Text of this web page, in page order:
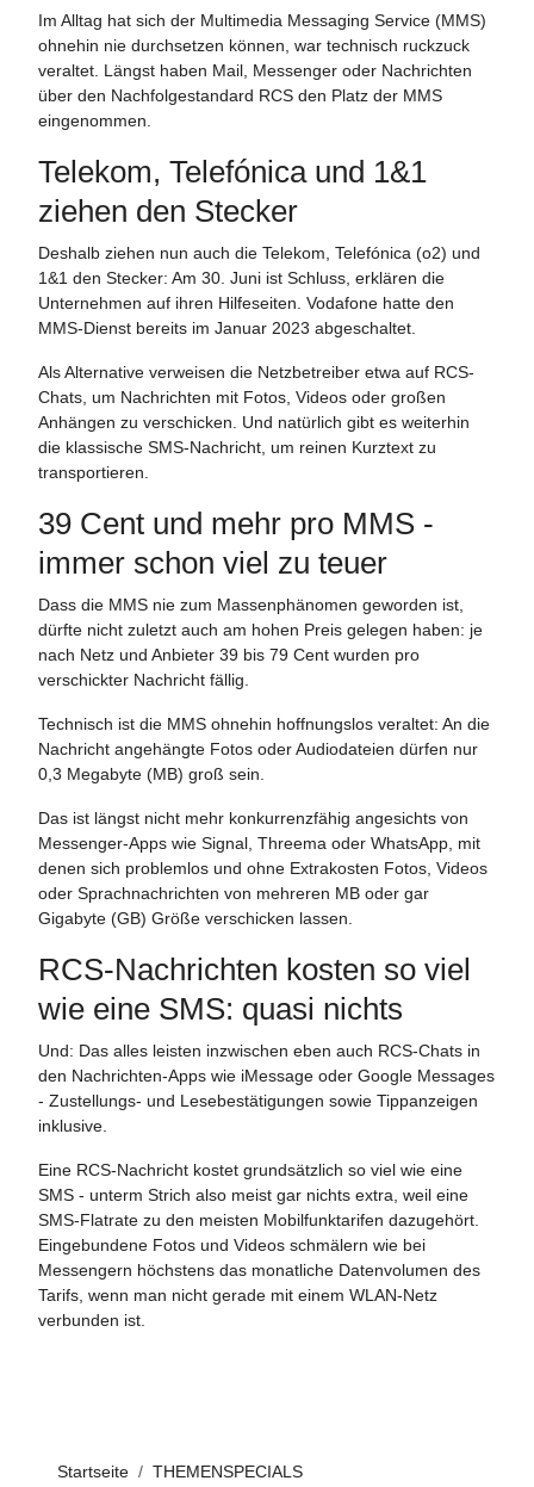
Im Alltag hat sich der Multimedia Messaging Service (MMS)
ohnehin nie durchsetzen können, war technisch ruckzuck
veraltet. Längst haben Mail, Messenger oder Nachrichten
über den Nachfolgestandard RCS den Platz der MMS
eingenommen.
Telekom, Telefónica und 1&1
ziehen den Stecker
Deshalb ziehen nun auch die Telekom, Telefónica (o2) und
1&1 den Stecker: Am 30. Juni ist Schluss, erklären die
Unternehmen auf ihren Hilfeseiten. Vodafone hatte den
MMS-Dienst bereits im Januar 2023 abgeschaltet.
Als Alternative verweisen die Netzbetreiber etwa auf RCS-
Chats, um Nachrichten mit Fotos, Videos oder großen
Anhängen zu verschicken. Und natürlich gibt es weiterhin
die klassische SMS-Nachricht, um reinen Kurztext zu
transportieren.
39 Cent und mehr pro MMS -
immer schon viel zu teuer
Dass die MMS nie zum Massenphänomen geworden ist,
dürfte nicht zuletzt auch am hohen Preis gelegen haben: je
nach Netz und Anbieter 39 bis 79 Cent wurden pro
verschickter Nachricht fällig.
Technisch ist die MMS ohnehin hoffnungslos veraltet: An die
Nachricht angehängte Fotos oder Audiodateien dürfen nur
0,3 Megabyte (MB) groß sein.
Das ist längst nicht mehr konkurrenzfähig angesichts von
Messenger-Apps wie Signal, Threema oder WhatsApp, mit
denen sich problemlos und ohne Extrakosten Fotos, Videos
oder Sprachnachrichten von mehreren MB oder gar
Gigabyte (GB) Größe verschicken lassen.
RCS-Nachrichten kosten so viel
wie eine SMS: quasi nichts
Und: Das alles leisten inzwischen eben auch RCS-Chats in
den Nachrichten-Apps wie iMessage oder Google Messages
- Zustellungs- und Lesebestätigungen sowie Tippanzeigen
inklusive.
Eine RCS-Nachricht kostet grundsätzlich so viel wie eine
SMS - unterm Strich also meist gar nichts extra, weil eine
SMS-Flatrate zu den meisten Mobilfunktarifen dazugehört.
Eingebundene Fotos und Videos schmälern wie bei
Messengern höchstens das monatliche Datenvolumen des
Tarifs, wenn man nicht gerade mit einem WLAN-Netz
verbunden ist.
Startseite THEMENSPECIALS